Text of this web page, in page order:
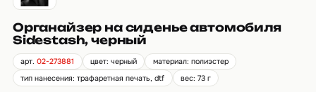
Органайзер на сиденье автомобиля
Sidestash, черный
арт.02-273881 цвет: черный
материал: полиэстер
тип нанесения: трафаретная печать, dtf
вес: 73 г